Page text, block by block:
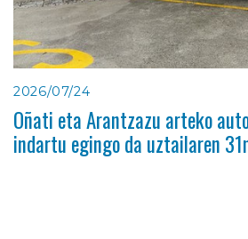
2026/07/24
Oñati eta Arantzazu arteko
indartu egingo da uztailaren